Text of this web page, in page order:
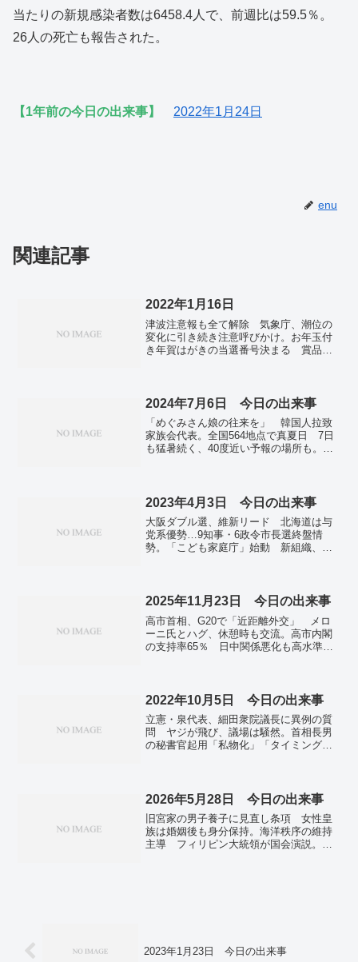
当たりの新規感染者数は6458.4人で、前週比は59.5％。
26人の死亡も報告された。
【1年前の今日の出来事】 2022年1月24日
enu
関連記事
2022年1月16日
津波注意報も全て解除 気象庁、潮位の
変化に引き続き注意呼びかけ。お年玉付
き年賀はがきの当選番号決まる 賞品引
2024年7月6日 今日の出来事
「めぐみさん娘の往来を」 韓国人拉致
家族会代表。全国564地点で真夏日 7日
も猛暑続く、40度近い予報の場所も。Ｎ
2023年4月3日 今日の出来事
大阪ダブル選、維新リード 北海道は与
党系優勢…9知事・6政令市長選終盤情
勢。「こども家庭庁」始動 新組織、デ
の意向」という趣旨の発言。13都府県の
察庁調査。ドローンで医薬品をお届け
和歌山で実証実験 震災教訓に活用へ。
舞台版「となりのトトロ」が6冠 英国
より約300人増 新型コロナ。
2025年11月23日 今日の出来事
高市首相、G20で「近距離外交」 メロ
ーニ氏とハグ、休憩時も交流。高市内閣
の支持率65％ 日中関係悪化も高水準維
所で初優勝…年６場所制で最速のスピー
ド出世へ。タイタニック遺品の時計３億
円超 過去最高額、針は沈没時刻で停
止。豪雨の死者９０人に ベトナム。
2022年10月5日 今日の出来事
立憲・泉代表、細田衆院議長に異例の質
問 ヤジが飛び、議場は騒然。首相長男
の秘書官起用「私物化」「タイミング悪
クの3氏 シャープレス氏は2度目。横田
めぐみさん同級生ら合唱 誕生日に合わ
せ―新潟。国内感染、4万1018人 東京
4067人―新型コロナ。
2026年5月28日 今日の出来事
旧宮家の男子養子に見直し条項 女性皇
族は婚姻後も身分保持。海洋秩序の維持
主導 フィリピン大統領が国会演説。米
度上回る予想。
2023年1月23日 今日の出来事